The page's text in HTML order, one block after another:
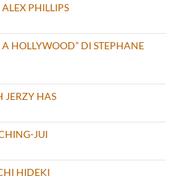
PHILLIPS
HOLLYWOOD” DI STEPHANE
JERZY HAS
JUI
HIDEKI